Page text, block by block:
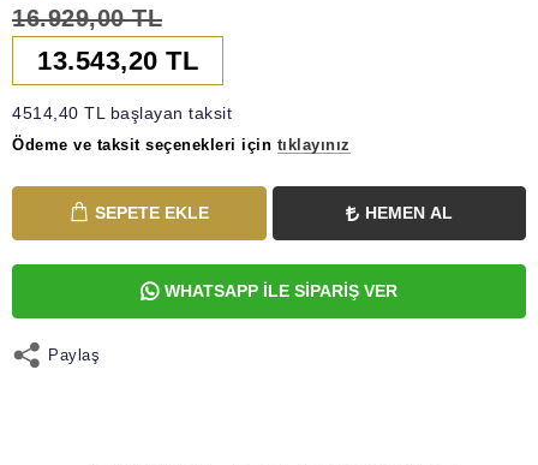
16.929,00 TL
13.543,20 TL
4514,40 TL başlayan taksit
Ödeme ve taksit seçenekleri için tıklayınız
SEPETE EKLE HEMEN AL
WHATSAPP İLE SİPARİŞ VER
Paylaş